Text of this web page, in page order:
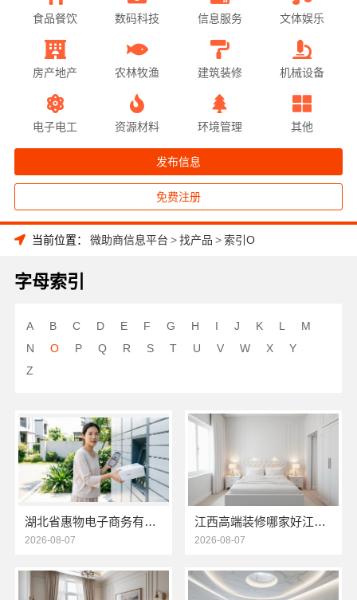
食品餐饮 数码科技 信息服务 文体娱乐
房产地产 农林牧渔 建筑装修 机械设备
电子电工 资源材料 环境管理 其他
发布信息
免费注册
当前位置： 微助商信息平台 >找产品 > 索引O
字母索引
A B C D E F G H I J K L
M
N
O P Q R S T U V W X
Y
Z
湖北省惠物电子商务有限公司便宜数码家电平台好不好
2026-08-07
江西高端装修哪家好江西圣匠新型环保全屋整装服务
2026-08-07